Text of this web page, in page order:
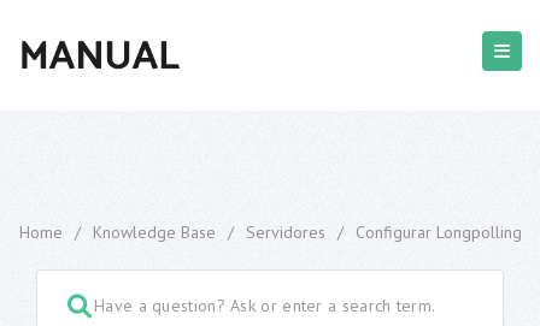
Home / Knowledge Base / Servidores / Configurar Longpolling